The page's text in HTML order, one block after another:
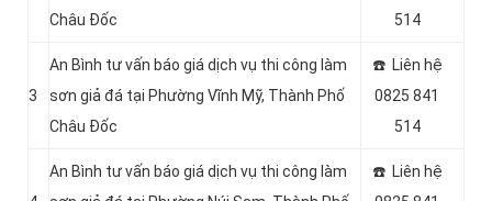
Châu Đốc
514
3
An Bình tư vấn báo giá dịch vụ thi công làm
sơn giả đá tại Phường Vĩnh Mỹ, Thành Phố
Châu Đốc
☎️ Liên hệ
0825 841
514
An Bình tư vấn báo giá dịch vụ thi công làm
☎️ Liên hệ